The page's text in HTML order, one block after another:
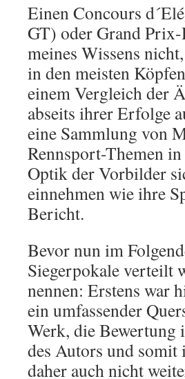
Einen Concours
GT) oder Grand Prix-
meines Wissens
in den meisten
einem Vergleich der
abseits ihrer Erfolge
eine Sammlung von
Rennsport-Themen
Optik der Vorbilder
einnehmen wie ihre
Bericht.
Bevor nun im
Siegerpokale verteilt
nennen: Erstens war
ein umfassender
Werk, die
des Autors und
daher auch nicht